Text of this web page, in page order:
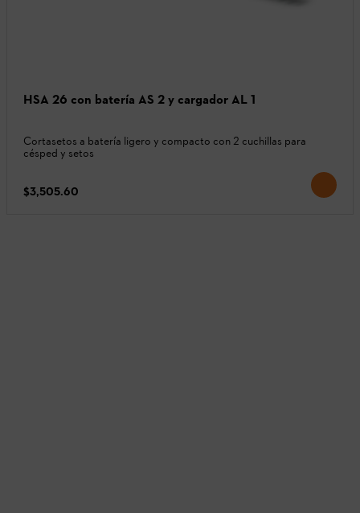
HSA 26 con batería AS 2 y cargador AL 1
Cortasetos a batería ligero y compacto con 2 cuchillas para
césped y setos
$3,505.60